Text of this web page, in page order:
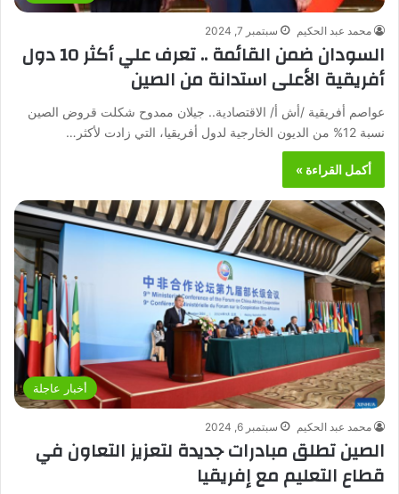
محمد عبد الحكيم سبتمبر 7, 2024
السودان ضمن القائمة .. تعرف علي أكثر 10 دول
أفريقية الأعلى استدانة من الصين
عواصم أفريقية /أش أ/ الاقتصادية.. جيلان ممدوح شكلت قروض الصين
نسبة 12% من الديون الخارجية لدول أفريقيا، التي زادت لأكثر…
أكمل القراءة »
أخبار عاجلة
محمد عبد الحكيم سبتمبر 6, 2024
الصين تطلق مبادرات جديدة لتعزيز التعاون في
قطاع التعليم مع إفريقيا